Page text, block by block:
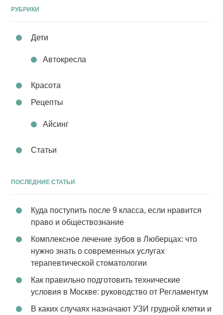
РУБРИКИ
Дети
Автокресла
Красота
Рецепты
Айсинг
Статьи
ПОСЛЕДНИЕ СТАТЬИ
Куда поступить после 9 класса, если нравится
право и обществознание
Комплексное лечение зубов в Люберцах: что
нужно знать о современных услугах
терапевтической стоматологии
Как правильно подготовить технические
условия в Москве: руководство от Регламентум
В каких случаях назначают УЗИ грудной клетки и